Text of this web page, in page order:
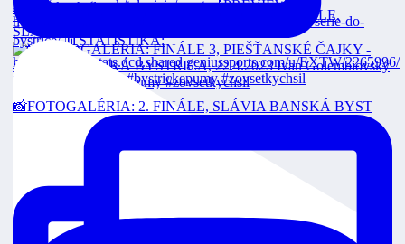
VEOLIA POZÁPASOVÉ ROZHOVORY: 2. FINÁLE,
SLÁVIA
📸FOTOGALÉRIA: 2. FINÁLE, SLÁVIA BANSKÁ BYST